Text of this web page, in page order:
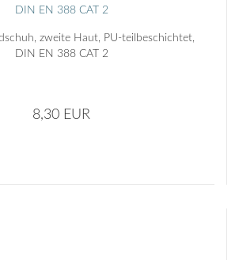
zweite Haut, PU-teilbeschichtet,
DIN EN 388 CAT 2
8,30 EUR